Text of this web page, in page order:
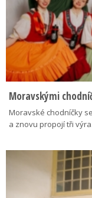
Moravskými
Moravské chodníčky
a znovu propojí tři